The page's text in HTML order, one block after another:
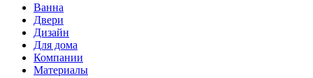
Ванна
Двери
Дизайн
Для дома
Компании
Материалы